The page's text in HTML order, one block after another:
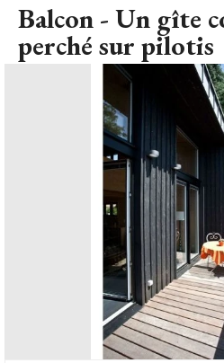
Balcon - Un gîte
perché sur pilotis